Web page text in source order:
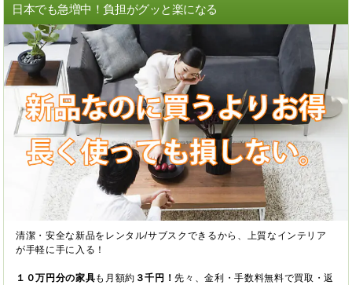
日本でも急増中！負担がグッと楽になる
清潔・安全な新品をレンタル/サブスクできるから、上質なインテリア
が手軽に手に入る！
１０万円分の家具も月額約 ３千円！先々、金利・手数料無料で買取・返